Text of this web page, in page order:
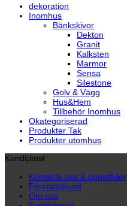
dekoration
Inomhus
Bänkskivor
Dekton
Granit
Kalksten
Marmor
Sensa
Silestone
Golv & Vägg
Hus&Hem
Tillbehör Inomhus
Okategoriserad
Produkter Tak
Produkter utomhus
Kundtjänst
Kontakta oss & öppettider
Företagskund
Om oss